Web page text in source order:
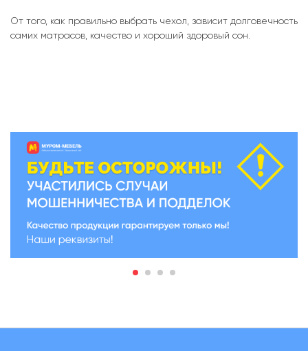
От того, как правильно выбрать чехол, зависит долговечность
самих матрасов, качество и хороший здоровый сон.